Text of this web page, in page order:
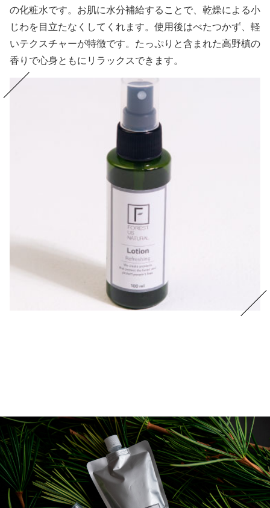
の化粧水です。お肌に水分補給することで、乾燥による小
じわを目立たなくしてくれます。使用後はべたつかず、軽
いテクスチャーが特徴です。たっぷりと含まれた高野槙の
香りで心身ともにリラックスできます。